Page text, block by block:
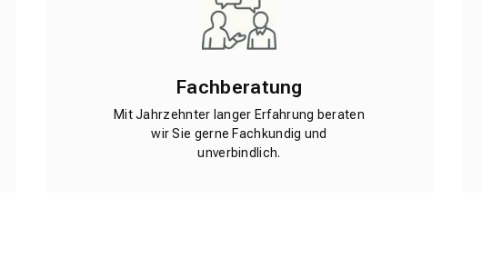
Fachberatung
Mit Jahrzehnter langer Erfahrung beraten
wir Sie gerne Fachkundig und
unverbindlich.